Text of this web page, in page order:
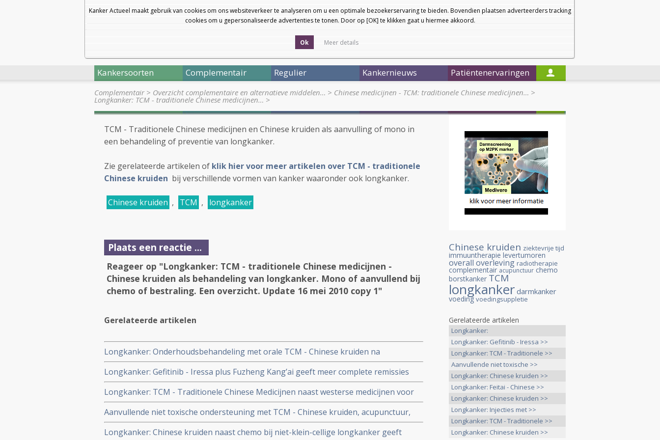
Kanker Actueel maakt gebruik van cookies om ons websiteverkeer te analyseren om u een optimale bezoekerservaring te bieden. Bovendien plaatsen adverteerders tracking
cookies om u gepersonaliseerde advertenties te tonen. Door op [OK] te klikken gaat u hiermee akkoord.
Ok Meer details
a
a
Nieuwsbrief
Startpagina
Kankersoorten Complementair Regulier Kankernieuws Patiëntenervaringen
Complementair> Overzicht complementaire en alternatieve middelen… > Chinese medicijnen - TCM: traditionele Chinese medicijnen… >
Longkanker: TCM - traditionele Chinese medicijnen… >
TCM - Traditionele Chinese medicijnen en Chinese kruiden als aanvulling of mono in
een behandeling of preventie van longkanker.
Zie gerelateerde artikelen of klik hier voor meer artikelen over TCM - traditionele
Chinese kruiden bij verschillende vormen van kanker waaronder ook longkanker.
Chinese kruiden , TCM , longkanker
Plaats een reactie ...
Reageer op "Longkanker: TCM - traditionele Chinese medicijnen -
Chinese kruiden als behandeling van longkanker. Mono of aanvullend bij
chemo of bestraling. Een overzicht. Update 16 mei 2010 copy 1"
Gerelateerde artikelen
Longkanker: Onderhoudsbehandeling met orale TCM - Chinese kruiden na
chemotherapie bij longkanker geeft significant betere overall overleving en veel
betere kwaliteit van leven copy 1
Longkanker: Gefitinib - Iressa plus Fuzheng Kang’ai geeft meer complete remissies
(plus 14,3 procent) en langere mediane overall overleving met minder bijwerkingen in
vergelijking met alleen gefitinib bij longkankerpatienten met EGFR mutatie
Longkanker: TCM - Traditionele Chinese Medicijnen naast westerse medicijnen voor
gevorderde niet-kleincellige longkanker geeft langere levensduur betere kwaliteit van
leven in vergelijking met alleen westerse medicijnen
Aanvullende niet toxische ondersteuning met TCM - Chinese kruiden, acupunctuur,
yoga, beweging, voeding enz. naast en na reguliere behandelingen - chemo /
bestraling - bij longkanker in alle stadia vermindert kans op overlijden met meer dan
Longkanker: Chinese kruiden naast chemo bij niet-klein-cellige longkanker geeft
Chinese kruiden ziektevrije tijd
immuuntherapie levertumoren
overall overleving radiotherapie
complementair acupunctuur chemo
borstkanker TCM
longkanker darmkanker
voeding voedingsuppletie
Gerelateerde artikelen
Longkanker:
Onderhoudsbehandeling >>
Longkanker: Gefitinib - Iressa >>
Longkanker: TCM - Traditionele >>
Aanvullende niet toxische >>
Longkanker: Chinese kruiden >>
Longkanker: Feitai - Chinese >>
Longkanker: Chinese kruiden >>
Longkanker: Injecties met >>
Longkanker: TCM - Traditionele >>
Longkanker: Chinese kruiden >>